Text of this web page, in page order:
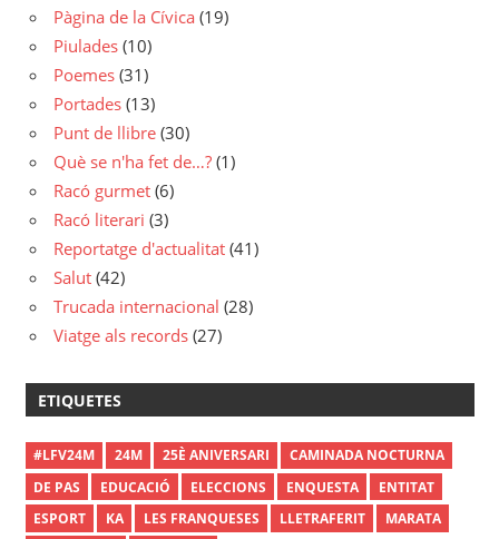
Pàgina de la Cívica (19)
Piulades (10)
Poemes (31)
Portades (13)
Punt de llibre (30)
Què se n'ha fet de…? (1)
Racó gurmet (6)
Racó literari (3)
Reportatge d'actualitat (41)
Salut (42)
Trucada internacional (28)
Viatge als records (27)
ETIQUETES
#LFV24M 24M 25È ANIVERSARI
CAMINADA NOCTURNA
DE PAS
EDUCACIÓ ELECCIONS ENQUESTA
ENTITAT
ESPORT
KA LES FRANQUESES LLETRAFERIT
MARATA